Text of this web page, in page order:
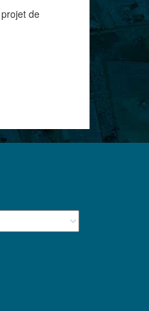
de